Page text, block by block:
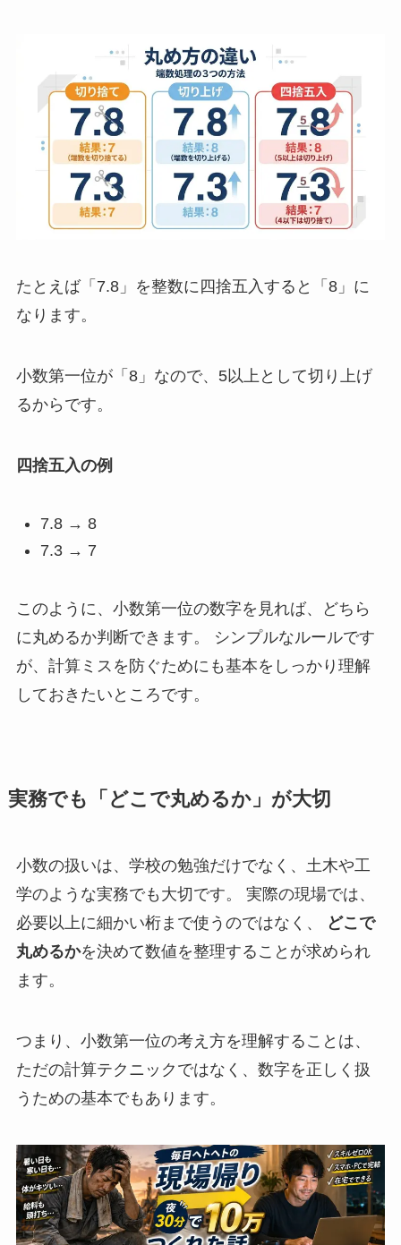
たとえば「7.8」を整数に四捨五入すると「8」に
なります。
小数第一位が「8」なので、5以上として切り上げ
るからです。
四捨五入の例
7.8 → 8
7.3 → 7
このように、小数第一位の数字を見れば、どちら
に丸めるか判断できます。 シンプルなルールです
が、計算ミスを防ぐためにも基本をしっかり理解
しておきたいところです。
実務でも「どこで丸めるか」が大切
小数の扱いは、学校の勉強だけでなく、土木や工
学のような実務でも大切です。 実際の現場では、
必要以上に細かい桁まで使うのではなく、
どこで
丸めるかを決めて数値を整理することが求められ
ます。
つまり、小数第一位の考え方を理解することは、
ただの計算テクニックではなく、数字を正しく扱
うための基本でもあります。